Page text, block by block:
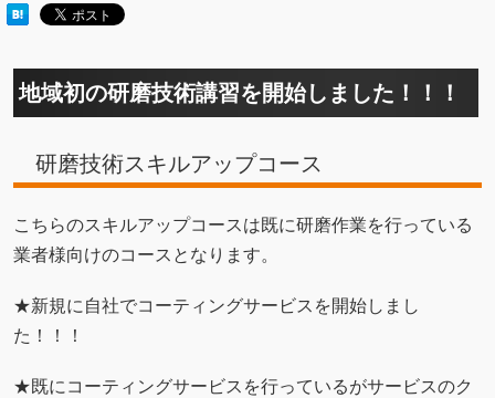
地域初の研磨技術講習を開始しました！！！
研磨技術スキルアップコース
こちらのスキルアップコースは既に研磨作業を行っている
業者様向けのコースとなります。
★新規に自社でコーティングサービスを開始しまし
た！！！
★既にコーティングサービスを行っているがサービスのク